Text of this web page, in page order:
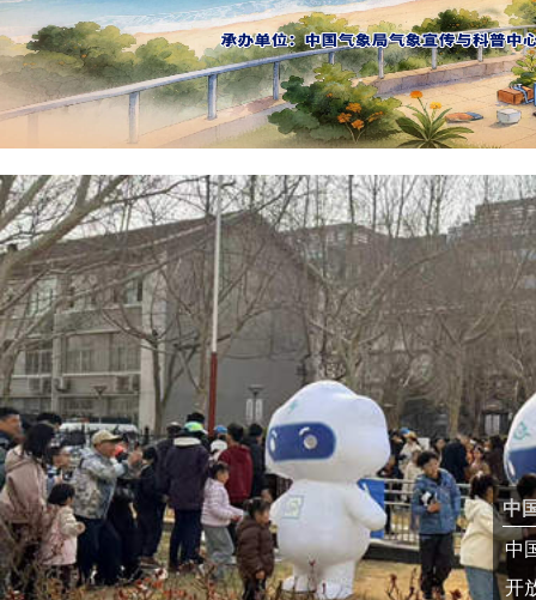
中
中
开